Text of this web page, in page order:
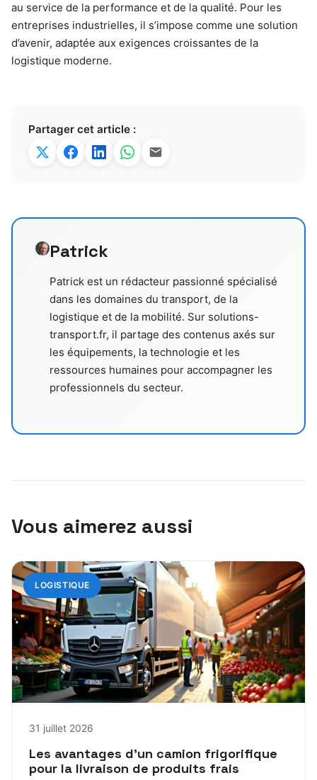
au service de la performance et de la qualité. Pour les
entreprises industrielles, il s’impose comme une solution
d’avenir, adaptée aux exigences croissantes de la
logistique moderne.
Partager cet article :
Patrick
Patrick est un rédacteur passionné spécialisé
dans les domaines du transport, de la
logistique et de la mobilité. Sur solutions-
transport.fr, il partage des contenus axés sur
les équipements, la technologie et les
ressources humaines pour accompagner les
professionnels du secteur.
Vous aimerez aussi
LOGISTIQUE
31 juillet 2026
Les avantages d’un camion frigorifique
pour la livraison de produits frais